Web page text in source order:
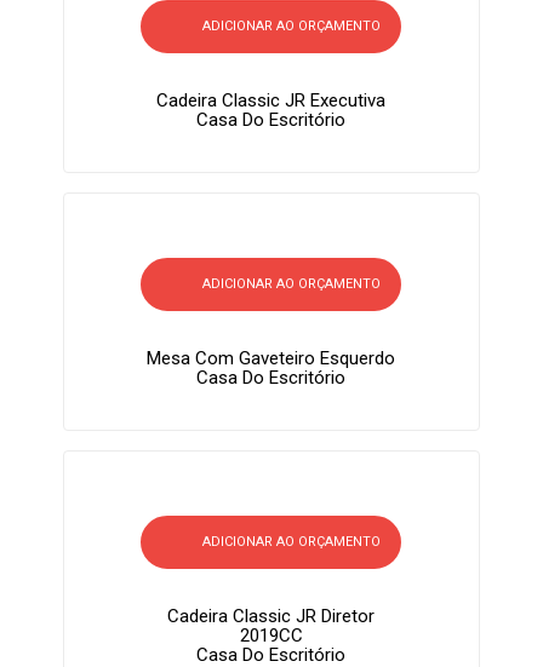
ADICIONAR AO ORÇAMENTO
Cadeira Classic JR Executiva
Casa Do Escritório
ADICIONAR AO ORÇAMENTO
Mesa Com Gaveteiro Esquerdo
Casa Do Escritório
ADICIONAR AO ORÇAMENTO
Cadeira Classic JR Diretor
2019CC
Casa Do Escritório